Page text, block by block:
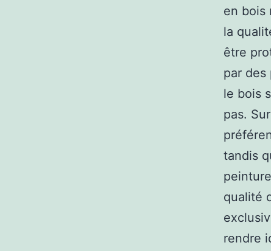
en bois
la
être
par
le bois
pas.
tandis
qualité
rendre